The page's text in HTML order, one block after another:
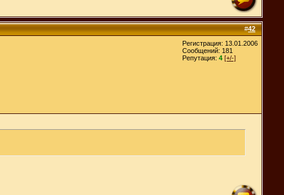
#42
Регистрация: 13.01.2006
Сообщений: 181
Репутация: 4 [+/-]